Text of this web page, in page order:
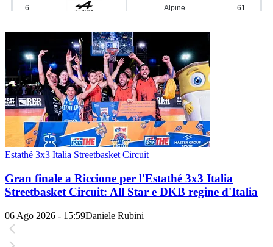
Estathé 3x3 Italia Streetbasket Circuit
Gran finale a Riccione per l'Estathé 3x3 Italia
Streetbasket Circuit: All Star e DKB regine d'Italia
06 Ago 2026 - 15:59Daniele Rubini